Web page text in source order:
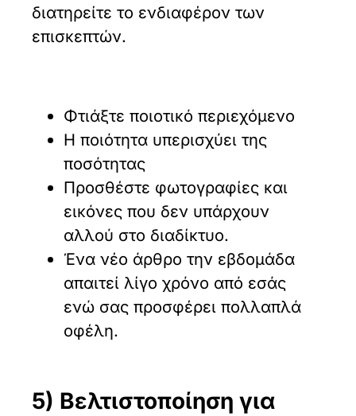
διατηρείτε το ενδιαφέρον των
επισκεπτών.
Φτιάξτε ποιοτικό περιεχόμενο
Η ποιότητα υπερισχύει της
ποσότητας
Προσθέστε φωτογραφίες και
εικόνες που δεν υπάρχουν
αλλού στο διαδίκτυο.
Ένα νέο άρθρο την εβδομάδα
απαιτεί λίγο χρόνο από εσάς
ενώ σας προσφέρει πολλαπλά
οφέλη.
5) Βελτιστοποίηση για